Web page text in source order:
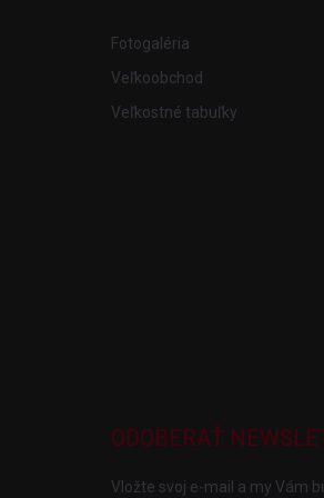
Fotogaléria
Veľkoobchod
Veľkostné tabuľky
ODOBERAŤ
Vložte svoj e-mail a my Vám